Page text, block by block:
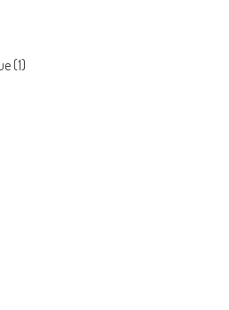
(1)